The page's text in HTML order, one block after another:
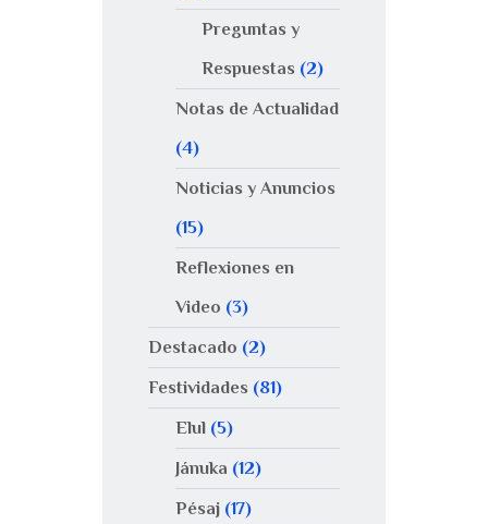
Preguntas y
Respuestas (2)
Notas de Actualidad
(4)
Noticias y Anuncios
(15)
Reflexiones en
Video (3)
Destacado (2)
Festividades (81)
Elul(5)
Jánuka (12)
Pésaj(17)